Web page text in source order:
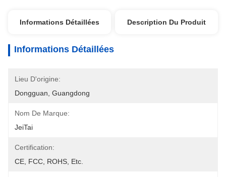
Informations Détaillées Description Du Produit
Informations Détaillées
Lieu D'origine:
Dongguan, Guangdong
Nom De Marque:
JeiTai
Certification:
CE, FCC, ROHS, Etc.